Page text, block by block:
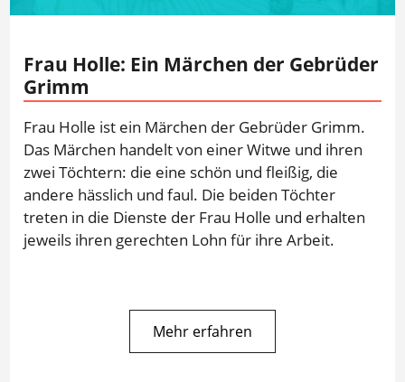
Frau Holle: Ein Märchen der Gebrüder
Grimm
Frau Holle ist ein Märchen der Gebrüder Grimm.
Das Märchen handelt von einer Witwe und ihren
zwei Töchtern: die eine schön und fleißig, die
andere hässlich und faul. Die beiden Töchter
treten in die Dienste der Frau Holle und erhalten
jeweils ihren gerechten Lohn für ihre Arbeit.
Mehr erfahren